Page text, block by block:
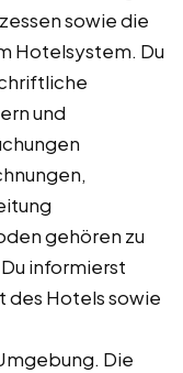
sowie die
Hotelsystem. Du
und
gehören zu
informierst
des Hotels sowie
Die